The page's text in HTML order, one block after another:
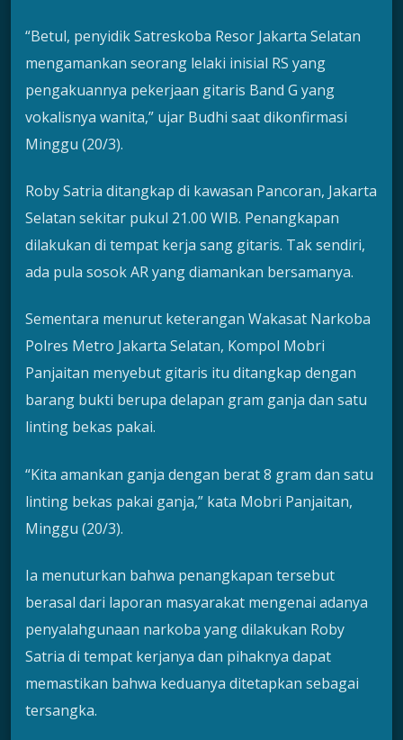
“Betul, penyidik Satreskoba Resor Jakarta Selatan
mengamankan seorang lelaki inisial RS yang
pengakuannya pekerjaan gitaris Band G yang
vokalisnya wanita,” ujar Budhi saat dikonfirmasi
Minggu (20/3).
Roby Satria ditangkap di kawasan Pancoran, Jakarta
Selatan sekitar pukul 21.00 WIB. Penangkapan
dilakukan di tempat kerja sang gitaris. Tak sendiri,
ada pula sosok AR yang diamankan bersamanya.
Sementara menurut keterangan Wakasat Narkoba
Polres Metro Jakarta Selatan, Kompol Mobri
Panjaitan menyebut gitaris itu ditangkap dengan
barang bukti berupa delapan gram ganja dan satu
linting bekas pakai.
“Kita amankan ganja dengan berat 8 gram dan satu
linting bekas pakai ganja,” kata Mobri Panjaitan,
Minggu (20/3).
Ia menuturkan bahwa penangkapan tersebut
berasal dari laporan masyarakat mengenai adanya
penyalahgunaan narkoba yang dilakukan Roby
Satria di tempat kerjanya dan pihaknya dapat
memastikan bahwa keduanya ditetapkan sebagai
tersangka.